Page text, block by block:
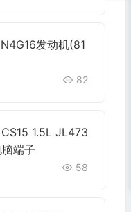
发动机(81
82
1.5L JL473
端子
58